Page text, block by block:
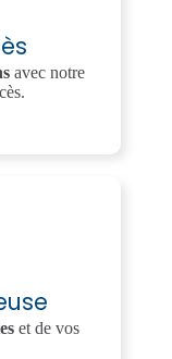
avec notre
et de vos